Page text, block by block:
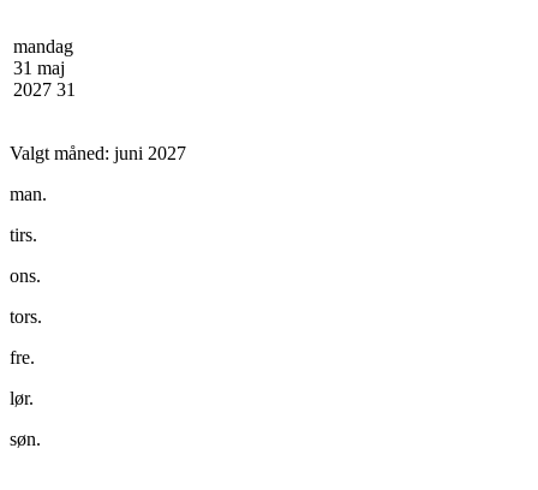
mandag
31 maj
2027 31
Valgt måned: juni 2027
man.
tirs.
ons.
tors.
fre.
lør.
søn.